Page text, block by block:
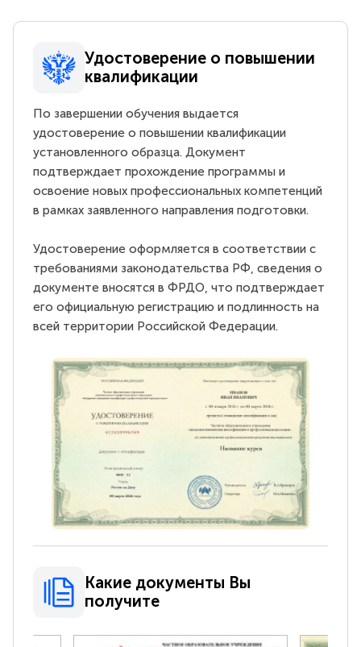
Удостоверение о повышении
квалификации
По завершении обучения выдается
удостоверение о повышении квалификации
установленного образца. Документ
подтверждает прохождение программы и
освоение новых профессиональных компетенций
в рамках заявленного направления подготовки.
Удостоверение оформляется в соответствии с
требованиями законодательства РФ, сведения о
документе вносятся в ФРДО, что подтверждает
его официальную регистрацию и подлинность на
всей территории Российской Федерации.
Какие документы Вы
получите